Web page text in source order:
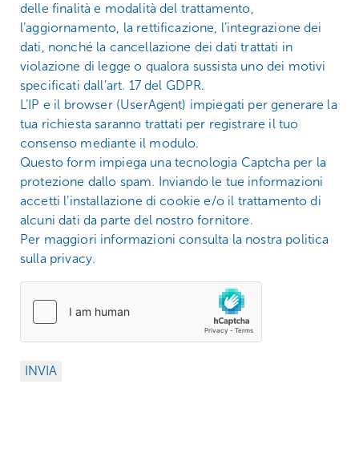
delle finalità e modalità del trattamento,
l’aggiornamento, la rettificazione, l’integrazione dei
dati, nonché la cancellazione dei dati trattati in
violazione di legge o qualora sussista uno dei motivi
specificati dall’art. 17 del GDPR.
L’IP e il browser (UserAgent) impiegati per generare la
tua richiesta saranno trattati per registrare il tuo
consenso mediante il modulo.
Questo form impiega una tecnologia Captcha per la
protezione dallo spam. Inviando le tue informazioni
accetti l’installazione di cookie e/o il trattamento di
alcuni dati da parte del nostro fornitore.
Per maggiori informazioni consulta la nostra politica
sulla privacy.
INVIA